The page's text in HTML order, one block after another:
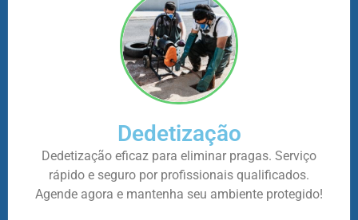
Dedetização
Dedetização eficaz para eliminar pragas. Serviço
rápido e seguro por profissionais qualificados.
Agende agora e mantenha seu ambiente protegido!